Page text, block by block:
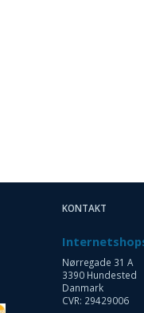
KONTAKT
Nørregade 31 A
3390 Hundested
Danmark
CVR: 29429006